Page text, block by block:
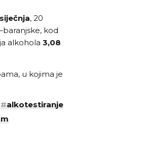
, 20
kod
alkohola 3,08
u kojima je
#alkotestiranje